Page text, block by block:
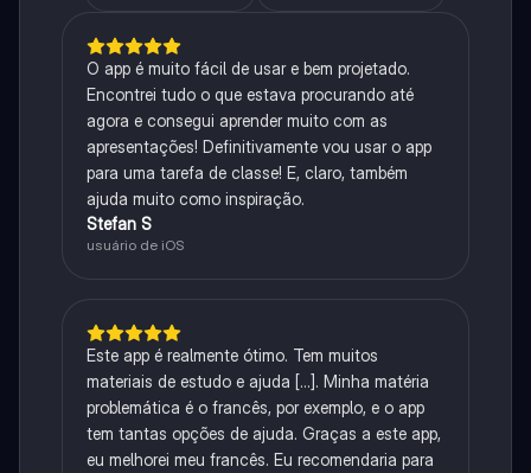
O app é muito fácil de usar e bem projetado.
Encontrei tudo o que estava procurando até
agora e consegui aprender muito com as
apresentações! Definitivamente vou usar o app
para uma tarefa de classe! E, claro, também
ajuda muito como inspiração.
Stefan S
usuário de iOS
Este app é realmente ótimo. Tem muitos
materiais de estudo e ajuda [...]. Minha matéria
problemática é o francês, por exemplo, e o app
tem tantas opções de ajuda. Graças a este app,
eu melhorei meu francês. Eu recomendaria para